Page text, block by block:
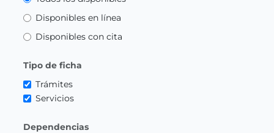
Disponibles en línea
Disponibles con cita
Tipo de ficha
Trámites
Servicios
Dependencias